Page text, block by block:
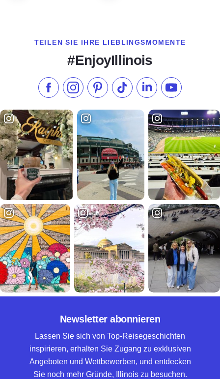
TEILEN SIE IHRE LIEBLINGSMOMENTE
#EnjoyIllinois
Liken Sie uns auf Facebook
Folgen Sie uns auf Instagram
Besuchen Sie unser Pinterest
Folgen Sie uns auf TikTok
Folgen Sie uns auf
Abonnieren
Newsletter abonnieren
Lassen Sie sich von Top-Reisegeschichten
inspirieren, erhalten Sie Zugang zu exklusiven
Angeboten und Wettbewerben, und entdecken
Sie noch mehr Gründe, Illinois zu besuchen.